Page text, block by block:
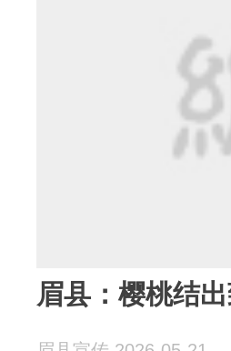
眉县：樱桃结